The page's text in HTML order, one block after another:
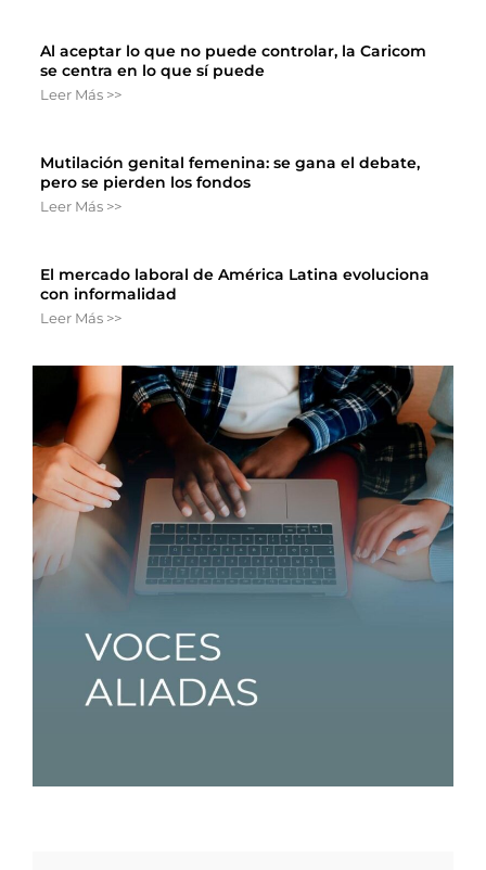
Al aceptar lo que no puede controlar, la Caricom
se centra en lo que sí puede
Leer Más >>
Mutilación genital femenina: se gana el debate,
pero se pierden los fondos
Leer Más >>
El mercado laboral de América Latina evoluciona
con informalidad
Leer Más >>